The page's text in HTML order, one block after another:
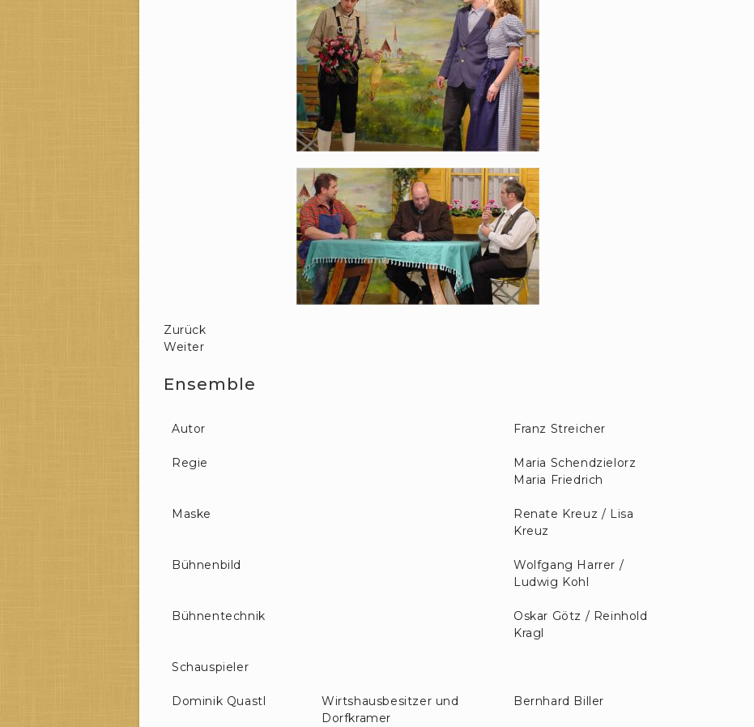
Zurück
Weiter
Ensemble
Autor Franz Streicher
Regie
Maria Schendzielorz
Maria Friedrich
Maske
Renate Kreuz / Lisa
Kreuz
Bühnenbild
Wolfgang Harrer /
Ludwig Kohl
Bühnentechnik
Oskar Götz / Reinhold
Kragl
Schauspieler
Dominik Quastl
Wirtshausbesitzer und
Dorfkramer
Bernhard Biller